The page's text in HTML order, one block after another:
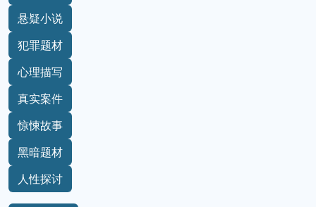
悬疑小说
犯罪题材
心理描写
真实案件
惊悚故事
黑暗题材
人性探讨